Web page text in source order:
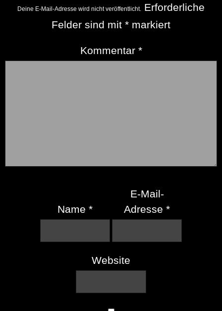
Deine E-Mail-Adresse wird nicht veröffentlicht.
Erforderliche
Felder sind mit * markiert
Kommentar *
Name *
E-Mail-
Adresse*
Website